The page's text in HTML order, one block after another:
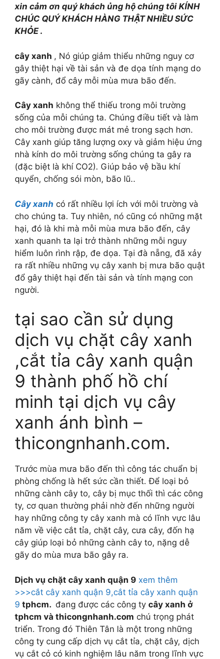
xin cảm ơn quý khách ủng hộ chúng tôi KÍNH
CHÚC QUÝ KHÁCH HÀNG THẬT NHIỀU SỨC
KHỎE .
cây xanh , Nó giúp giảm thiểu những nguy cơ
gây thiệt hại về tài sản và đe dọa tính mạng do
gãy cành, đổ cây mỗi mùa mưa bão đến.
Cây xanh không thể thiếu trong môi trường
sống của mỗi chúng ta. Chúng điều tiết và làm
cho môi trường được mát mẻ trong sạch hơn.
Cây xanh giúp tăng lượng oxy và giảm hiệu ứng
nhà kính do môi trường sống chúng ta gây ra
(đặc biệt là khí CO2). Giúp bảo vệ bầu khí
quyển, chống sói mòn, bão lũ..
Cây xanh có rất nhiều lợi ích với môi trường và
cho chúng ta. Tuy nhiên, nó cũng có những mặt
hại, đó là khi mà mỗi mùa mưa bão đến, cây
xanh quanh ta lại trở thành những mỗi nguy
hiểm luôn rình rập, đe dọa. Tại đà nẵng, đã xảy
ra rất nhiều những vụ cây xanh bị mưa bão quật
đổ gây thiệt hại đến tài sản và tính mạng con
người.
tại sao cần sử dụng
dịch vụ chặt cây xanh
,cắt tỉa cây xanh quận
9 thành phố hồ chí
minh tại dịch vụ cây
xanh ánh bình –
thicongnhanh.com.
Trước mùa mưa bão đến thì công tác chuẩn bị
phòng chống là hết sức cần thiết. Để loại bỏ
những cành cây to, cây bị mục thối thì các công
ty, cơ quan thường phải nhờ đến những người
hay những công ty cây xanh mà có lĩnh vực lâu
năm về việc cắt tỉa, chặt cây, cưa cây, đốn hạ
cây giúp loại bỏ những cành cây to, nặng dễ
gãy do mùa mưa bão gây ra.
Dịch vụ chặt cây xanh quận 9 xem thêm
>>>cắt cây xanh quận 9,cắt tỉa cây xanh quận
9 tphcm. đang được các công ty cây xanh ở
tphcm và thicongnhanh.com chú trọng phát
triển. Trong đó Thiên Tân là một trong những
công ty cung cấp dịch vụ cắt tỉa, chặt cây, dịch
vụ cắt cỏ có kinh nghiệm lâu năm trong lĩnh vực